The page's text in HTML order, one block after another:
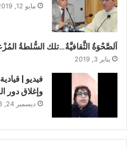
مايو 12, 2019
اَلصَّحْوَةُ الثَّقافيَّةُ…تلك السُّلطةُ
يناير 3, 2019
فيديو |
وإغلاق دور
ديسمبر 24, 2018